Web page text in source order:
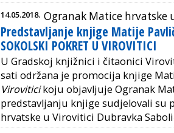
14.05.2018. Ogranak Matice hrvatske
Predstavljanje knjige Matije
SOKOLSKI POKRET U VIROVITICI
U Gradskoj knjižnici i čitaonici
sati održana je promocija knjige
Viroviticikoju objavljuje Ogranak
predstavljanju knjige sudjelovali su
hrvatske u Virovitici Dubravka